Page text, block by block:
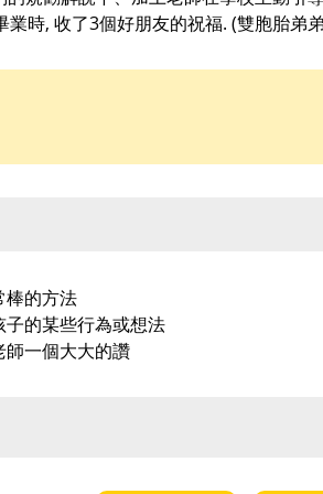
業時, 收了3個好朋友的祝福. (雙胞胎弟
棒的方法
的某些行為或想法
一個大大的讚